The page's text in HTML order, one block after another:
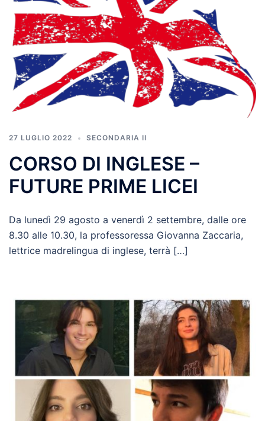
27 LUGLIO 2022 SECONDARIA II
CORSO DI INGLESE –
FUTURE PRIME LICEI
Da lunedì 29 agosto a venerdì 2 settembre, dalle ore
8.30 alle 10.30, la professoressa Giovanna Zaccaria,
lettrice madrelingua di inglese, terrà […]